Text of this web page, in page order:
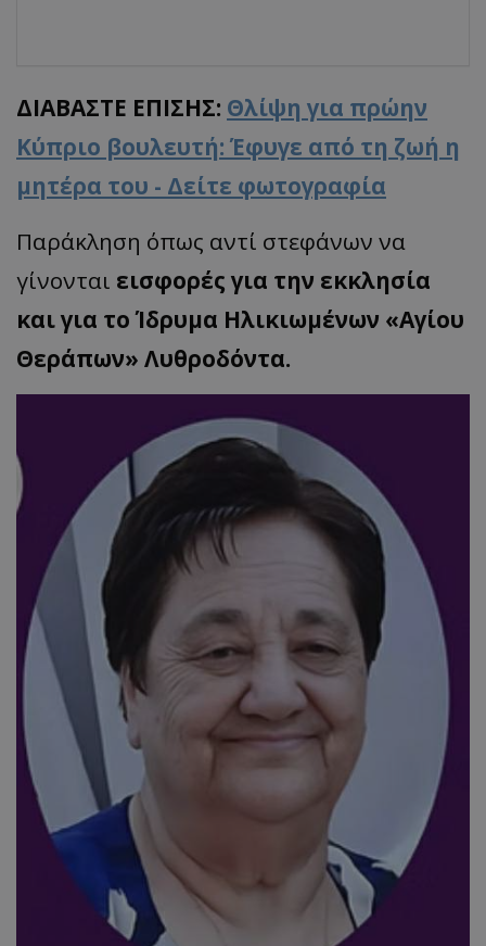
ΔΙΑΒΑΣΤΕ ΕΠΙΣΗΣ: Θλίψη για πρώην
Κύπριο βουλευτή: Έφυγε από τη ζωή η
μητέρα του - Δείτε φωτογραφία
Παράκληση όπως αντί στεφάνων να
γίνονται εισφορές για την εκκλησία
και για το Ίδρυμα Ηλικιωμένων «Αγίου
Θεράπων» Λυθροδόντα.